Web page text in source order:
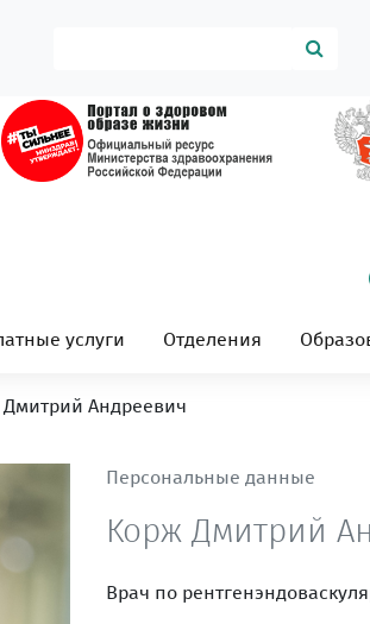
услуги Отделения
Андреевич
Персональные данные
Корж Дмитрий
Врач по